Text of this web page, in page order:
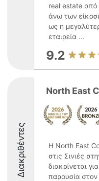
real estate από
άνω των
ως η
εταιρεία ...
9.2
Διακριθέντες
North East
Η North East
στις Σινιές
διακρίνεται
παρουσία